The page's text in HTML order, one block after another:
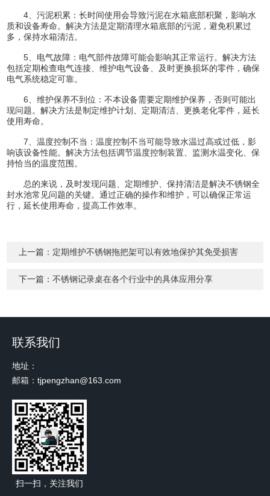
4、污泥积累：长时间使用会导致污泥在水箱底部积聚，影响水
质和设备寿命。解决方法是定期清理水箱底部的污泥，避免积累过
多，保持水箱清洁。
5、电气故障：电气部件故障可能会影响其正常运行。解决方法
包括定期检查电气连接、维护电气设备、及时更换损坏的零件，确保
电气系统稳定可靠。
6、维护保养不到位：不本设备需要定期维护保养，否则可能出
现问题。解决方法是制定维护计划、定期清洁、更换老化零件，延长
使用寿命。
7、温度控制不当：温度控制不当可能导致水温过高或过低，影
响该设备性能。解决方法包括调节温度控制装置、监测水温变化、保
持恰当的温度范围。
总的来说，及时发现问题、定期维护、保持清洁是解决不锈钢全
封水池常见问题的关键。通过正确的操作和维护，可以确保正常运
行，延长使用寿命，提高工作效率。
上一篇： 定期维护不锈钢拖把架可以有效地保护其免受损害
下一篇：不锈钢记录桌在各个行业中的具体应用分享
联系我们
地址：
邮箱：tjpengzhan@163.com
扫一扫，关注我们